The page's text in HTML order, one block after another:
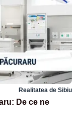
Realitatea de Sibiu
De ce ne